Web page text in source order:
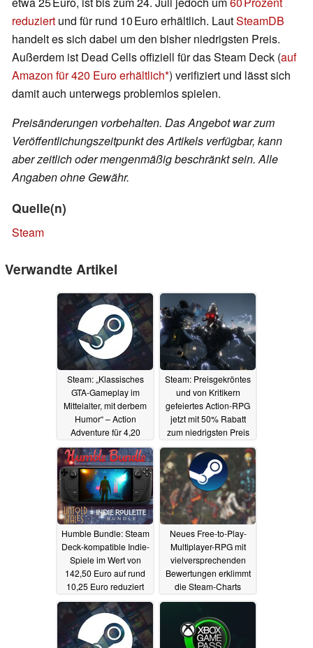
reduziert und für rund 10 Euro erhältlich. LautSteamDB
handelt es sich dabei um den bisher niedrigsten Preis.
Außerdem ist Dead Cells offiziell für das Steam Deck (auf
Amazon für 420 Euro erhältlich ) verifiziert und lässt sich
damit auch unterwegs problemlos spielen.
Preisänderungen vorbehalten. Das Angebot war zum
Veröffentlichungszeitpunkt des Artikels verfügbar, kann
aber zeitlich oder mengenmäßig beschränkt sein. Alle
Angaben ohne Gewähr.
Quelle(n)
Steam
Verwandte Artikel
Steam: „Klassisches
GTA-Gameplay im
Mittelalter, mit derbem
Humor“ – Action
Adventure für 4,20
Euro im Sale21.07.2025
Steam: Preisgekröntes
und von Kritikern
gefeiertes Action-RPG
jetzt mit 50% Rabatt
zum niedrigsten Preis
aller Zeiten erhältlich
20.07.2025
Humble Bundle: Steam
Deck-kompatible Indie-
Spiele im Wert von
142,50 Euro auf rund
10,25 Euro reduziert
20.07.2025
Neues Free-to-Play-
Multiplayer-RPG mit
vielversprechenden
Bewertungen erklimmt
die Steam-Charts
19.07.2025